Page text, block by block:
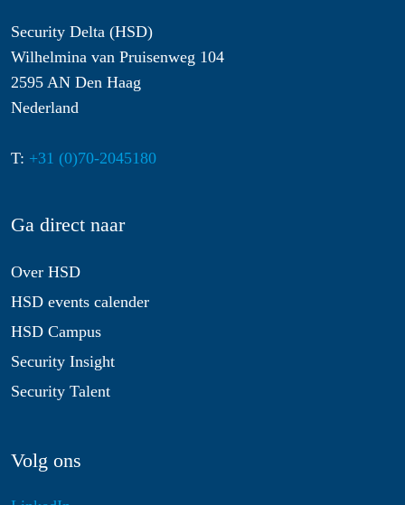
Security Delta (HSD)
Wilhelmina van Pruisenweg 104
2595 AN Den Haag
Nederland
T: +31 (0)70-2045180
Ga direct naar
Over HSD
HSD events calender
HSD Campus
Security Insight
Security Talent
Volg ons